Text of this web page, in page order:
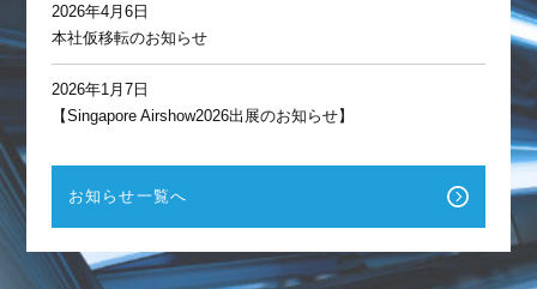
2026年4月6日
本社仮移転のお知らせ
2026年1月7日
【Singapore Airshow2026出展のお知らせ】
お知らせ一覧へ